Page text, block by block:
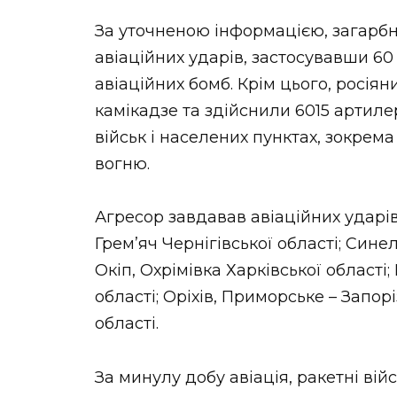
За уточненою інформацією,
авіаційних ударів, застосувавши
авіаційних бомб. Крім цього,
камікадзе та здійснили 6015
військ і населених пунктах,
вогню.
Агресор завдавав авіаційних
Грем’яч Чернігівської області;
Окіп, Охрімівка Харківської
області; Оріхів, Приморське –
області.
За минулу добу авіація, ракетні